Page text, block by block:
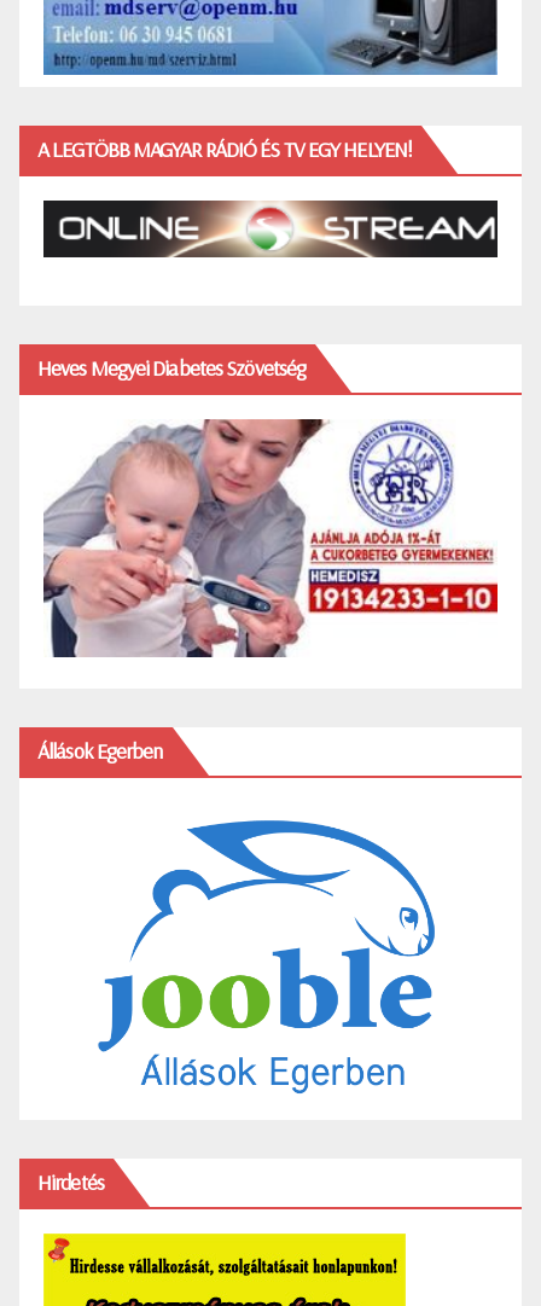
A LEGTÖBB MAGYAR RÁDIÓ ÉS TV EGY HELYEN!
Heves Megyei Diabetes Szövetség
Állások Egerben
Hirdetés